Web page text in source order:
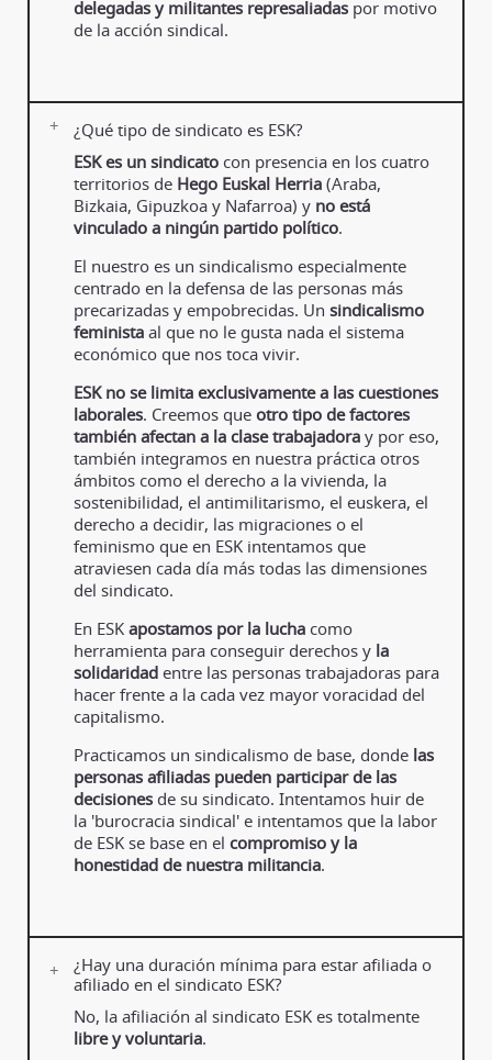
delegadas y militantes represaliadas por motivo
de la acción sindical.
¿Qué tipo de sindicato es ESK?
ESK es un sindicato con presencia en los cuatro
territorios de Hego Euskal Herria (Araba,
Bizkaia, Gipuzkoa y Nafarroa) y no está
vinculado a ningún partido político.
El nuestro es un sindicalismo especialmente
centrado en la defensa de las personas más
precarizadas y empobrecidas. Un sindicalismo
feminista al que no le gusta nada el sistema
económico que nos toca vivir.
ESK no se limita exclusivamente a las cuestiones
laborales. Creemos que otro tipo de factores
también afectan a la clase trabajadora y por eso,
también integramos en nuestra práctica otros
ámbitos como el derecho a la vivienda, la
sostenibilidad, el antimilitarismo, el euskera, el
derecho a decidir, las migraciones o el
feminismo que en ESK intentamos que
atraviesen cada día más todas las dimensiones
del sindicato.
En ESK apostamos por la lucha como
herramienta para conseguir derechos y la
solidaridad entre las personas trabajadoras para
hacer frente a la cada vez mayor voracidad del
capitalismo.
Practicamos un sindicalismo de base, donde las
personas afiliadas pueden participar de las
decisiones de su sindicato. Intentamos huir de
la 'burocracia sindical' e intentamos que la labor
de ESK se base en el compromiso y la
honestidad de nuestra militancia.
¿Hay una duración mínima para estar afiliada o
afiliado en el sindicato ESK?
No, la afiliación al sindicato ESK es totalmente
libre y voluntaria.